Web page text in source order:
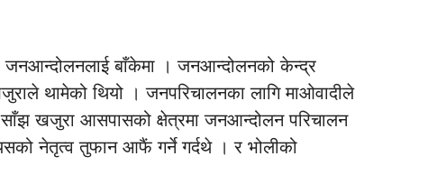
बाँकेमा । जनआन्दोलनको केन्द्र
थामेको थियो । जनपरिचालनका लागि माओवादीले
साँझ खजुरा आसपासको क्षेत्रमा जनआन्दोलन परिचालन
नेतृत्व तुफान आफैं गर्ने गर्दथे । र भोलीको